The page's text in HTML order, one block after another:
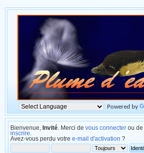
Powered by
Bienvenue, Invité . Merci de vous connecter ou de
inscrire
Avez-vous perdu votre e-mail d'activation ?